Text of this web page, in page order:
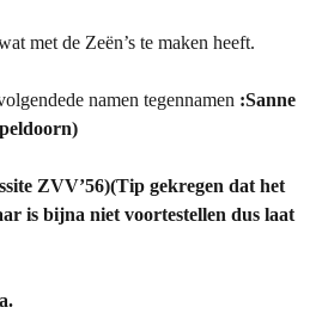
met de Zeën’s te maken heeft.
namen tegennamen :Sanne
ZVV’56)(Tip gekregen dat het
is bijna niet voortestellen dus laat